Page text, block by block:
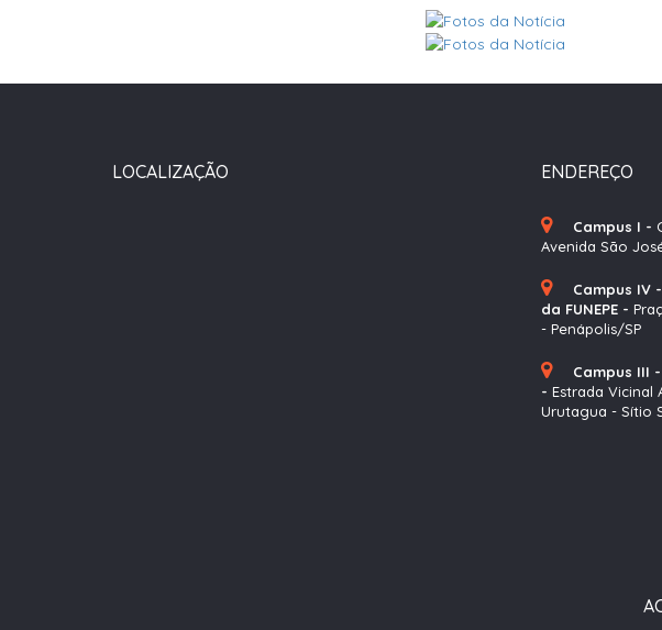
LOCALIZAÇÃO ENDEREÇO
Campus I -
Avenida São
Campus IV
da FUNEPE -
- Penápolis/SP
Campus III
- Estrada Vicinal
Urutagua - Sítio